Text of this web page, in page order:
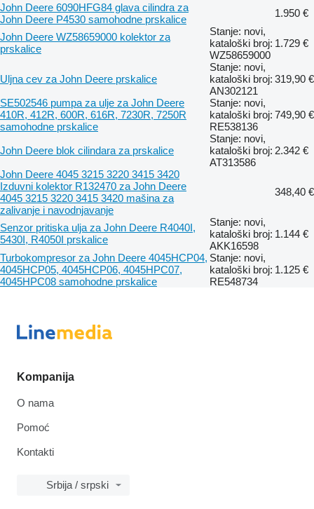
John Deere 6090HFG84 glava cilindra za
John Deere P4530 samohodne prskalice
1.950 €
John Deere WZ58659000 kolektor za
prskalice
Stanje: novi,
kataloški broj:
WZ58659000
1.729 €
Uljna cev za John Deere prskalice
Stanje: novi,
kataloški broj:
AN302121
319,90 €
SE502546 pumpa za ulje za John Deere
410R, 412R, 600R, 616R, 7230R, 7250R
samohodne prskalice
Stanje: novi,
kataloški broj:
RE538136
749,90 €
John Deere blok cilindara za prskalice
Stanje: novi,
kataloški broj:
AT313586
2.342 €
John Deere 4045 3215 3220 3415 3420
Izduvni kolektor R132470 za John Deere
4045 3215 3220 3415 3420 mašina za
zalivanje i navodnjavanje
348,40 €
Senzor pritiska ulja za John Deere R4040I,
5430I, R4050I prskalice
Stanje: novi,
kataloški broj:
AKK16598
1.144 €
Turbokompresor za John Deere 4045HCP04,
4045HCP05, 4045HCP06, 4045HPC07,
4045HPC08 samohodne prskalice
Stanje: novi,
kataloški broj:
RE548734
1.125 €
Kompanija
O nama
Pomoć
Kontakti
Srbija / srpski